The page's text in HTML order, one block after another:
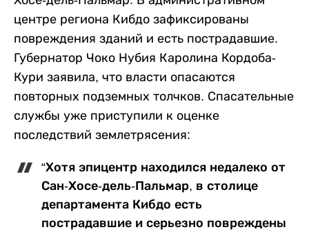
центре региона Кибдо зафиксированы
повреждения зданий и есть пострадавшие.
Губернатор Чоко Нубия Каролина Кордоба-
Кури заявила, что власти опасаются
повторных подземных толчков. Спасательные
службы уже приступили к оценке
последствий землетрясения:
“Хотя эпицентр находился недалеко от
Сан-Хосе-дель-Пальмар, в столице
департамента Кибдо есть
пострадавшие и серьезно повреждены